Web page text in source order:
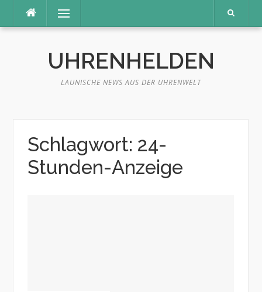
content
Menu
UHRENHELDEN
LAUNISCHE NEWS AUS DER UHRENWELT
Schlagwort: 24-
Stunden-Anzeige